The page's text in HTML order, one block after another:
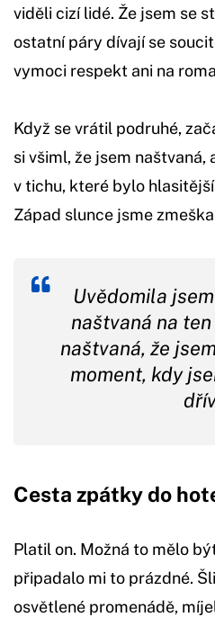
viděli cizí lidé. Že jsem se
ostatní páry dívají se
vymoci respekt ani na
Když se vrátil podruhé,
si všiml, že jsem naštvaná,
v tichu, které bylo
Západ slunce jsme
Uvědomila
naštvaná na
naštvaná, že
moment, kdy
Cesta zpátky do
Platil on. Možná to mělo
připadalo mi to prázdné.
osvětlené promenádě,